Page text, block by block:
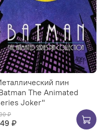
пин
The Animated
Joker"
₽
₽